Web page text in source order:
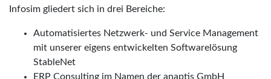
Infosim gliedert sich in drei Bereiche:
Automatisiertes Netzwerk- und Service Management
mit unserer eigens entwickelten Softwarelösung
StableNet
ERP Consulting im Namen der anaptis GmbH